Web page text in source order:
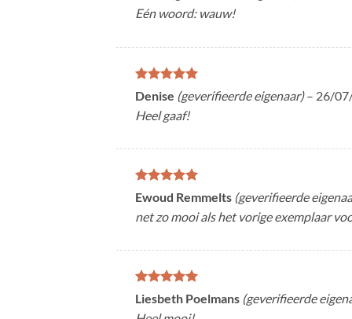
5uit 5
Eén woord: wauw!
Gewaardeerd
5uit 5
Denise (geverifieerde eigenaar) – 26/
Heel gaaf!
Gewaardeerd
5uit 5
Ewoud Remmelts (geverifieerde
net zo mooi als het vorige exemplaar
Gewaardeerd
5uit 5
Liesbeth Poelmans (geverifieerde